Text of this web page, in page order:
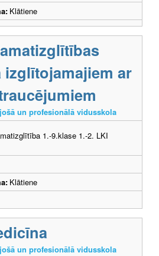
Klātiene
ar
un profesionālā vidusskola
1.-9.klase 1.-2. LKI
Klātiene
un profesionālā vidusskola